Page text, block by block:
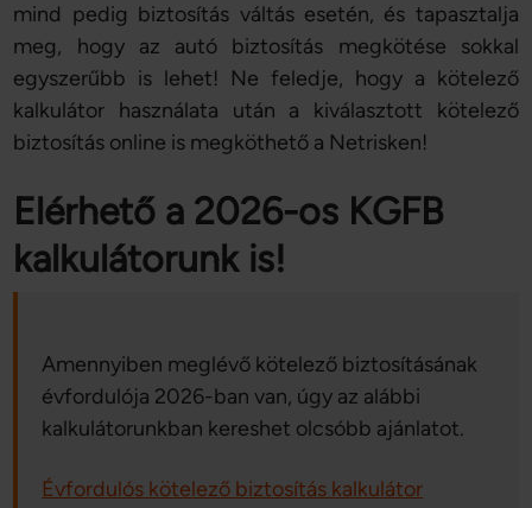
mind pedig biztosítás váltás esetén, és tapasztalja
meg, hogy az autó biztosítás megkötése sokkal
egyszerűbb is lehet! Ne feledje, hogy a kötelező
kalkulátor használata után a kiválasztott kötelező
biztosítás online is megköthető a Netrisken!
Elérhető a 2026-os KGFB
kalkulátorunk is!
Amennyiben meglévő kötelező biztosításának
évfordulója 2026-ban van, úgy az alábbi
kalkulátorunkban kereshet olcsóbb ajánlatot.
Évfordulós kötelező biztosítás kalkulátor